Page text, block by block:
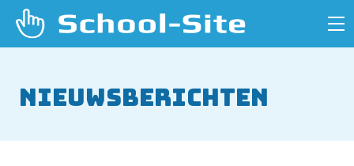
Nieuwsberichten